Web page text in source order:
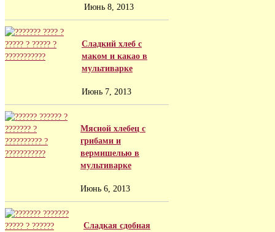
Июнь 8, 2013
Сладкий хлеб с
маком и какао в
мультиварке
Июнь 7, 2013
Мясной хлебец с
грибами и
вермишелью в
мультиварке
Июнь 6, 2013
Сладкая сдобная